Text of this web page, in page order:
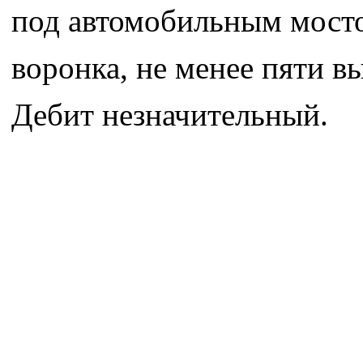
под автомобильным
воронка, не менее пяти
Дебит незначительный.